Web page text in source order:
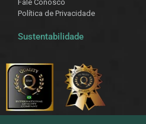
Fale Conosco
Política de Privacidade
Sustentabilidade